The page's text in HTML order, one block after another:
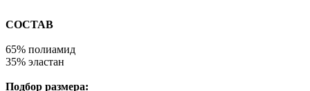
СОСТАВ
65% полиамид
35% эластан
Подбор размера: